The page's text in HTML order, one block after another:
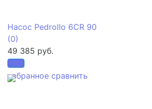
избранное сравнить
Насос Pedrollo 6CR 90
(0)
49 385 руб.